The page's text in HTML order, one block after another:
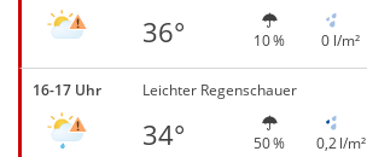
36° 10 % 0 l/m²
16-17 Uhr Leichter Regenschauer
34° 50 % 0,2 l/m²